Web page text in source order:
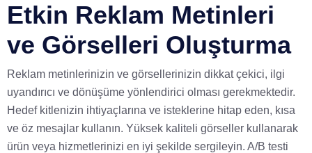
Etkin Reklam Metinleri
ve Görselleri Oluşturma
Reklam metinlerinizin ve görsellerinizin dikkat çekici, ilgi
uyandırıcı ve dönüşüme yönlendirici olması gerekmektedir.
Hedef kitlenizin ihtiyaçlarına ve isteklerine hitap eden, kısa
ve öz mesajlar kullanın. Yüksek kaliteli görseller kullanarak
ürün veya hizmetlerinizi en iyi şekilde sergileyin. A/B testi